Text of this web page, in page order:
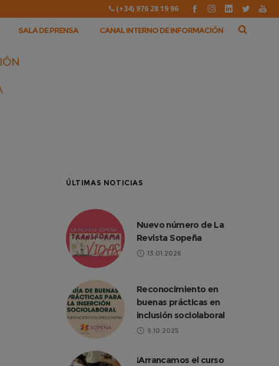
(+34) 976 28 19 96
SALA DE PRENSA CANAL INTERNO DE INFORMACIÓN
ÚLTIMAS NOTICIAS
Nuevo número de La
Revista Sopeña
13.01.2026
Reconocimiento en
buenas prácticas en
inclusión sociolaboral
9.10.2025
¡Arrancamos el curso